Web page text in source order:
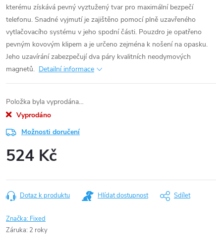
kterému získává pevný vyztužený tvar pro maximální bezpečí
telefonu. Snadné vyjmutí je zajištěno pomocí plně uzavřeného
vytlačovacího systému v jeho spodní části. Pouzdro je opatřeno
pevným kovovým klipem a je určeno zejména k nošení na opasku.
Jeho uzavírání zabezpečují dva páry kvalitních neodymových
magnetů. Detailní informace
Položka byla vyprodána…
Vyprodáno
Možnosti doručení
524 Kč
cena:
Dotaz k produktu Hlídat dostupnost Sdílet
Značka: Fixed
Záruka: 2 roky